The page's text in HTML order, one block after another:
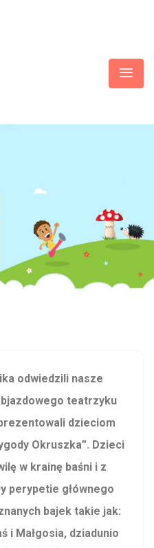
odwiedzili nasze
teatrzyku
dzieciom
Okruszka”. Dzieci
w krainę baśni i z
perypetie głównego
bajek takie jak:
i Małgosia, dziadunio